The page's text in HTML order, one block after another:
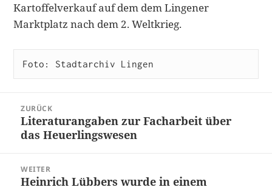
Kartoffelverkauf auf dem dem Lingener
Marktplatz nach dem 2. Weltkrieg.
Foto: Stadtarchiv Lingen
ZURÜCK
Vorheriger
Beitrag:
Literaturangaben zur Facharbeit über
das Heuerlingswesen
WEITER
Nächster
Heinrich Lübbers wurde in einem